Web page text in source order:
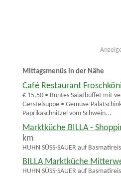
Mittagsmenüs in der Nähe
Café Restaurant
€ 15,50 • Buntes Salatbuffet mit
Gerstelsuppe • Gemüse-
Paprikaschnitzel vom Schwein...
Marktküche BILLA -
km
HUHN SÜSS-SAUER auf
BILLA Marktküche
HUHN SÜSS-SAUER auf